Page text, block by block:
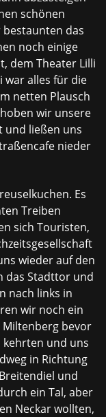
schönen
bestaunten das
noch einige
dem Theater Lilli
war alles für die
netten Plausch
wir unsere
und ließen uns
nieder
Es
Treiben
sich Touristen,
wieder auf den
das Stadttor und
nach links in
wir noch ein
bevor
kehrten und uns
in Richtung
und
ein Tal, aber
Neckar wollten,